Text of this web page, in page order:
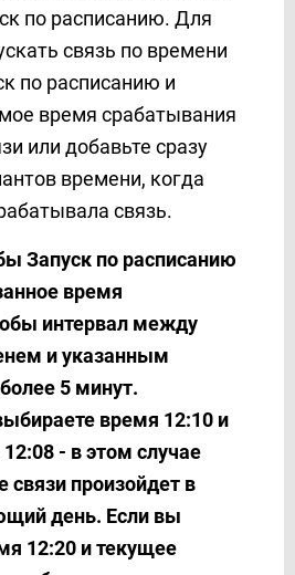
по расписанию. Для
связь по времени
по расписанию и
время срабатывания
или добавьте сразу
времени, когда
связь.
Запуск по расписанию
время
интервал между
и указанным
5 минут.
время 12:10 и
- в этом случае
связи произойдет в
день. Если вы
12:20 и текущее